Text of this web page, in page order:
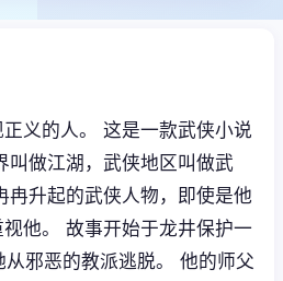
义的人。 这是一款武侠小说
叫做江湖，武侠地区叫做武
冉升起的武侠人物，即使是他
他。 故事开始于龙井保护一
邪恶的教派逃脱。 他的师父